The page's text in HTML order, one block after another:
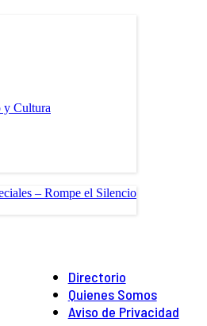
y Cultura
– Rompe el Silencio
Directorio
Quienes Somos
Aviso de Privacidad